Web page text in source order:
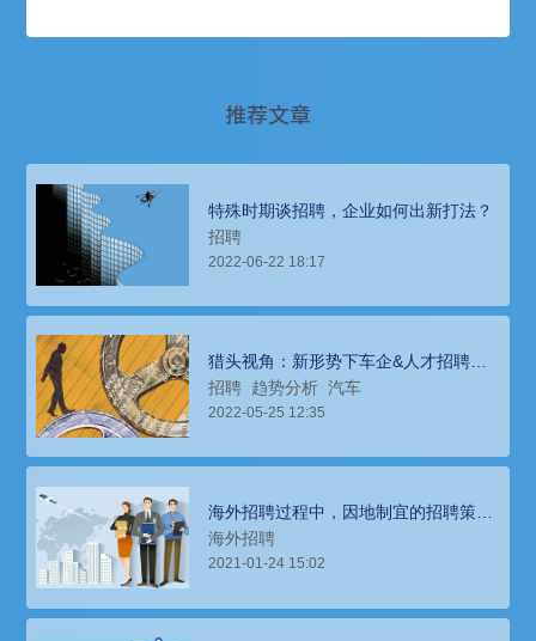
推荐文章
特殊时期谈招聘，企业如何出新打法？
招聘
2022-06-22 18:17
猎头视角：新形势下车企&人才招聘如
何破题？
招聘 趋势分析 汽车
2022-05-25 12:35
海外招聘过程中，因地制宜的招聘策略
是关键
海外招聘
2021-01-24 15:02